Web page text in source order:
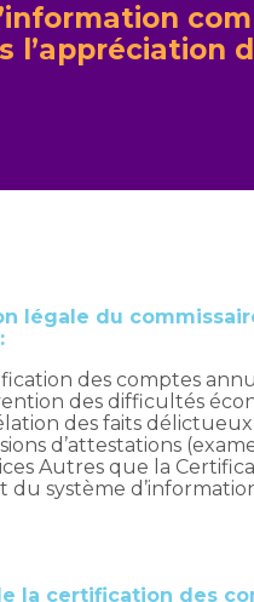
légale du
des comptes
des difficultés
des faits délictueux
d’attestations
Autres que la
du système
la certification des